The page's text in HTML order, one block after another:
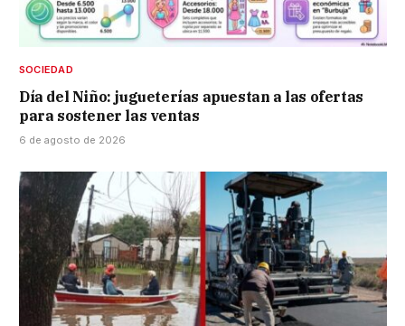
SOCIEDAD
Día del Niño: jugueterías apuestan a las ofertas
para sostener las ventas
6 de agosto de 2026